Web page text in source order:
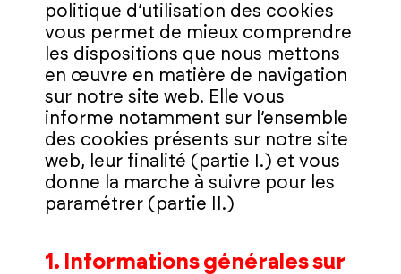
politique d’utilisation des cookies
vous permet de mieux comprendre
les dispositions que nous mettons
en œuvre en matière de navigation
sur notre site web. Elle vous
informe notamment sur l’ensemble
des cookies présents sur notre site
web, leur finalité (partie I.) et vous
donne la marche à suivre pour les
paramétrer (partie II.)
1. Informations générales sur